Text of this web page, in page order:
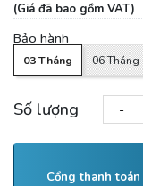
(Giá đã bao gồm VAT)
Bảo hành
03 Tháng 06 Tháng
Số lượng -
Cổng thanh toán